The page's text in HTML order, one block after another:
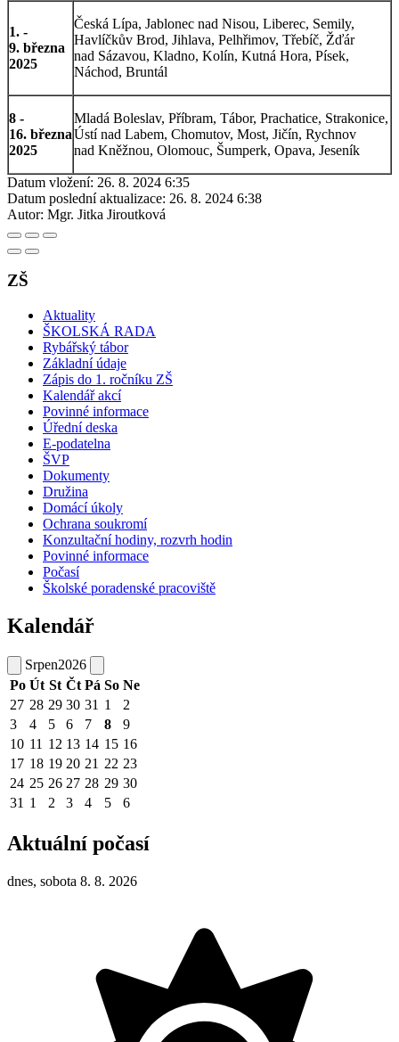
1. -
9. března
2025
Česká Lípa, Jablonec nad Nisou, Liberec, Semily,
Havlíčkův Brod, Jihlava, Pelhřimov, Třebíč, Žďár
nad Sázavou, Kladno, Kolín, Kutná Hora, Písek,
Náchod, Bruntál
8 -
16. března
2025
Mladá Boleslav, Příbram, Tábor, Prachatice, Strakonice,
Ústí nad Labem, Chomutov, Most, Jičín, Rychnov
nad Kněžnou, Olomouc, Šumperk, Opava, Jeseník
Datum vložení: 26. 8. 2024 6:35
Datum poslední aktualizace: 26. 8. 2024 6:38
Autor: Mgr. Jitka Jiroutková
ZŠ
Aktuality
ŠKOLSKÁ RADA
Rybářský tábor
Základní údaje
Zápis do 1. ročníku ZŠ
Kalendář akcí
Povinné informace
Úřední deska
E-podatelna
ŠVP
Dokumenty
Družina
Domácí úkoly
Ochrana soukromí
Konzultační hodiny, rozvrh hodin
Povinné informace
Počasí
Školské poradenské pracoviště
Kalendář
Srpen2026
Po Út St Čt Pá So Ne
27 28 29 30 31 1
2
3
4 5 6 7 8
9
10 11 12 13 14 15 16
17 18 19 20 21 22 23
24 25 26 27 28 29 30
31 1 2 3 4 5 6
Aktuální počasí
dnes, sobota 8. 8. 2026